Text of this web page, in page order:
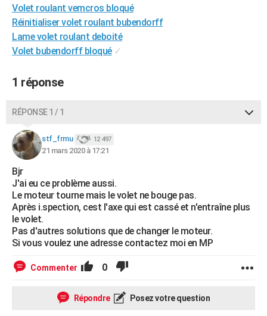
GUIDES D'ACHAT
BONS PLANS
Carte de Noël
Carte Bonne année
Carte Saint-Valentin
Carte Pâques
Carte d'anniversaire
DICTIONNAIRE
Dictionnaire
Biographies
Citations
Expressions
Proverbes
PROGRAMME TV
COPAINS D'AVANT
S'inscrire
Se connecter
Lycées
Collèges
Primaires
Universités
Entreprises
Service militaire
Avis de recherche
FORUM
Bricolage
Lifestyle
Culture
Sport
Auto
Television
Voyage
Cinema
Volet roulant vemcros bloqué
Réinitialiser volet roulant bubendorff
Lame volet roulant deboité
Volet bubendorff bloqué ✓
1 réponse
RÉPONSE 1 / 1
stf_frmu 12 497
21 mars 2020 à 17:21
Bjr
J'ai eu ce problème aussi.
Le moteur tourne mais le volet ne bouge pas.
Après i.spection, cest l'axe qui est cassé et n'entraîne plus
le volet.
Pas d'autres solutions que de changer le moteur.
Si vous voulez une adresse contactez moi en MP
Commenter 0
Répondre Posez votre question